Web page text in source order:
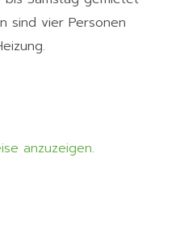
sind vier Personen
anzuzeigen.